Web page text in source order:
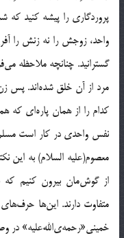
پروردگاري را پيشه کنيد
واحد، زوجش را نه زنش را
گسترانيد. چنانچه ملاحظه
مرد از آن خلق شده‌اند. پس
كدام را از همان پاره‌اي
نفس واحدي در كار است
معصوم(عليه السلام) به اين
از گوش‌مان بيرون كنيم
متفاوت دارند. اين‌ها
خميني«رحمه‌ي‌الله‌عليه» در